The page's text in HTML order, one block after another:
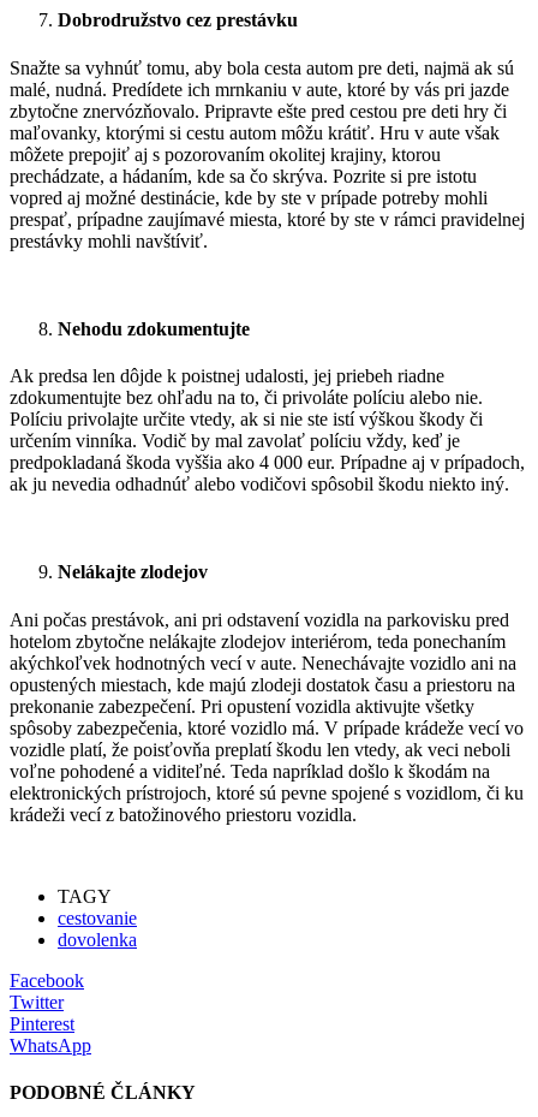
Dobrodružstvo cez prestávku
Snažte sa vyhnúť tomu, aby bola cesta autom pre deti, najmä ak sú
malé, nudná. Predídete ich mrnkaniu v aute, ktoré by vás pri jazde
zbytočne znervózňovalo. Pripravte ešte pred cestou pre deti hry či
maľovanky, ktorými si cestu autom môžu krátiť. Hru v aute však
môžete prepojiť aj s pozorovaním okolitej krajiny, ktorou
prechádzate, a hádaním, kde sa čo skrýva. Pozrite si pre istotu
vopred aj možné destinácie, kde by ste v prípade potreby mohli
prespať, prípadne zaujímavé miesta, ktoré by ste v rámci pravidelnej
prestávky mohli navštíviť.
Nehodu zdokumentujte
Ak predsa len dôjde k poistnej udalosti, jej priebeh riadne
zdokumentujte bez ohľadu na to, či privoláte políciu alebo nie.
Políciu privolajte určite vtedy, ak si nie ste istí výškou škody či
určením vinníka. Vodič by mal zavolať políciu vždy, keď je
predpokladaná škoda vyššia ako 4 000 eur. Prípadne aj v prípadoch,
ak ju nevedia odhadnúť alebo vodičovi spôsobil škodu niekto iný.
Nelákajte zlodejov
Ani počas prestávok, ani pri odstavení vozidla na parkovisku pred
hotelom zbytočne nelákajte zlodejov interiérom, teda ponechaním
akýchkoľvek hodnotných vecí v aute. Nenechávajte vozidlo ani na
opustených miestach, kde majú zlodeji dostatok času a priestoru na
prekonanie zabezpečení. Pri opustení vozidla aktivujte všetky
spôsoby zabezpečenia, ktoré vozidlo má. V prípade krádeže vecí vo
vozidle platí, že poisťovňa preplatí škodu len vtedy, ak veci neboli
voľne pohodené a viditeľné. Teda napríklad došlo k škodám na
elektronických prístrojoch, ktoré sú pevne spojené s vozidlom, či ku
krádeži vecí z batožinového priestoru vozidla.
TAGY
cestovanie
dovolenka
Facebook
Twitter
Pinterest
WhatsApp
PODOBNÉ ČLÁNKY